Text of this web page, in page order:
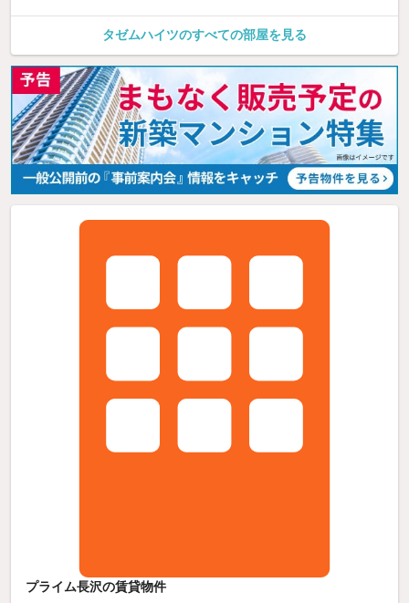
タゼムハイツのすべての部屋を見る
プライム長沢の賃貸物件